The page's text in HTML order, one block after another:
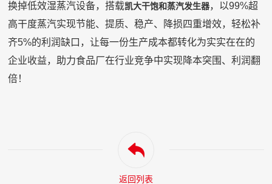
换掉低效湿蒸汽设备，搭载凯大干饱和蒸汽发生器，以99%超
高干度蒸汽实现节能、提质、稳产、降损四重增效，轻松补
齐5%的利润缺口，让每一份生产成本都转化为实实在在的
企业收益，助力食品厂在行业竞争中实现降本突围、利润翻
倍！
返回列表